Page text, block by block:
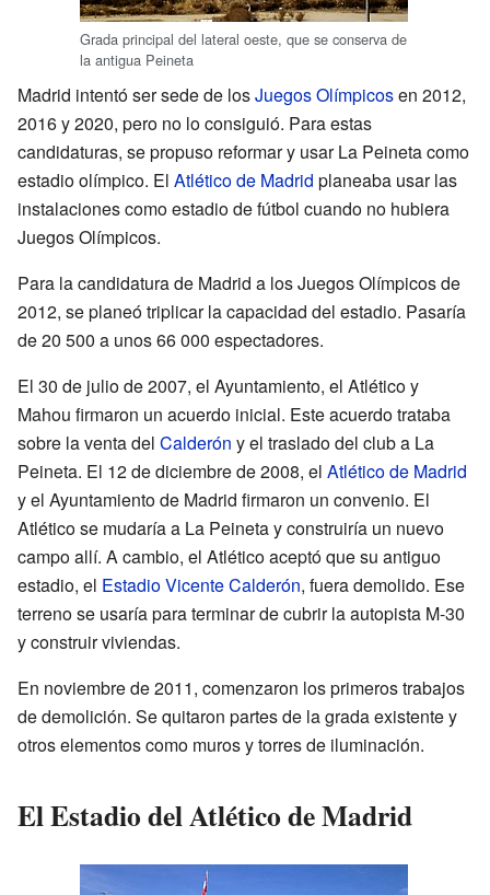
Grada principal del lateral oeste, que se conserva de
la antigua Peineta
Madrid intentó ser sede de losJuegos Olímpicosen 2012,
2016 y 2020, pero no lo consiguió. Para estas
candidaturas, se propuso reformar y usar La Peineta como
estadio olímpico. El Atlético de Madrid planeaba usar las
instalaciones como estadio de fútbol cuando no hubiera
Juegos Olímpicos.
Para la candidatura de Madrid a los Juegos Olímpicos de
2012, se planeó triplicar la capacidad del estadio. Pasaría
de 20 500 a unos 66 000 espectadores.
El 30 de julio de 2007, el Ayuntamiento, el Atlético y
Mahou firmaron un acuerdo inicial. Este acuerdo trataba
sobre la venta del Calderón y el traslado del club a La
Peineta. El 12 de diciembre de 2008, el Atlético de Madrid
y el Ayuntamiento de Madrid firmaron un convenio. El
Atlético se mudaría a La Peineta y construiría un nuevo
campo allí. A cambio, el Atlético aceptó que su antiguo
estadio, el Estadio Vicente Calderón, fuera demolido. Ese
terreno se usaría para terminar de cubrir la autopista M-30
y construir viviendas.
En noviembre de 2011, comenzaron los primeros trabajos
de demolición. Se quitaron partes de la grada existente y
otros elementos como muros y torres de iluminación.
El Estadio del Atlético de Madrid